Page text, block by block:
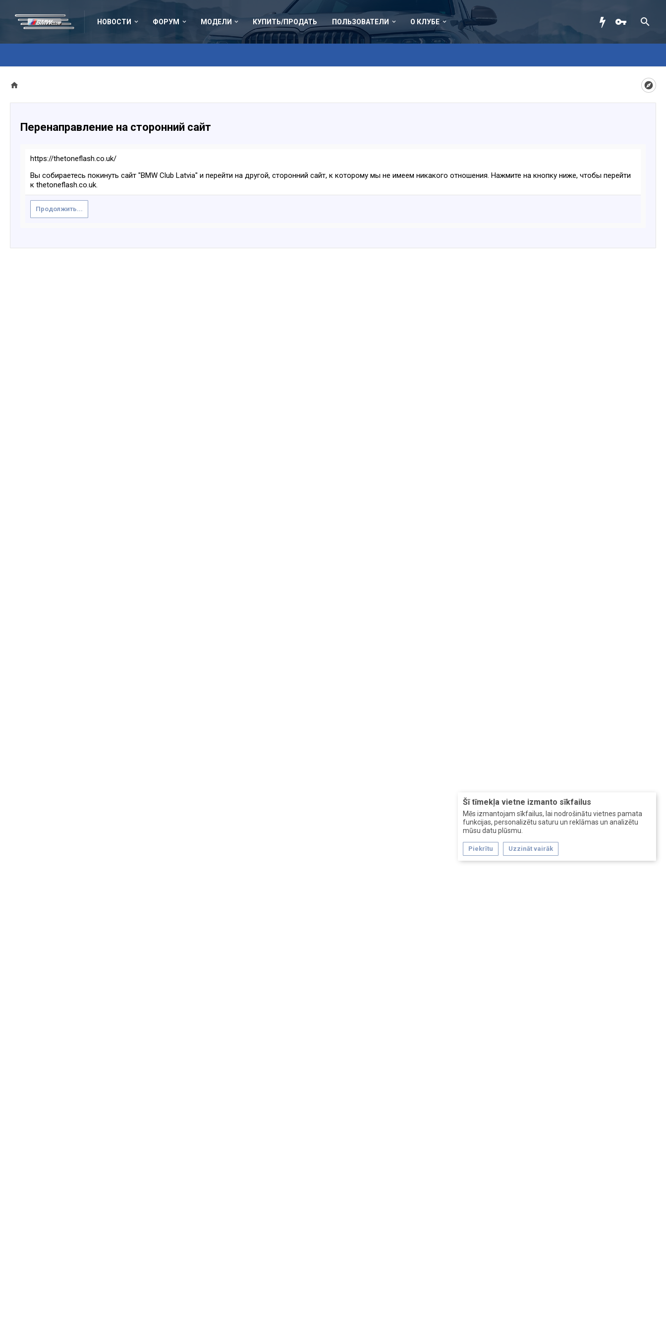
НОВОСТИ ФОРУМ МОДЕЛИ КУПИТЬ/ПРОДАТЬ ПОЛЬЗОВАТЕЛИ О КЛУБЕ
Šī tīmekļa vietne izmanto sīkfailus
Mēs izmantojam sīkfailus, lai nodrošinātu vietnes pamata
funkcijas, personalizētu saturu un reklāmas un analizētu
mūsu datu plūsmu.
Piekrītu Uzzināt vairāk
Перенаправление на сторонний сайт
https://thetoneflash.co.uk/
Вы собираетесь покинуть сайт "BMW Club Latvia" и перейти на другой, сторонний сайт, к которому мы не имеем никакого отношения. Нажмите на кнопку ниже, чтобы перейти
к thetoneflash.co.uk.
Продолжить...